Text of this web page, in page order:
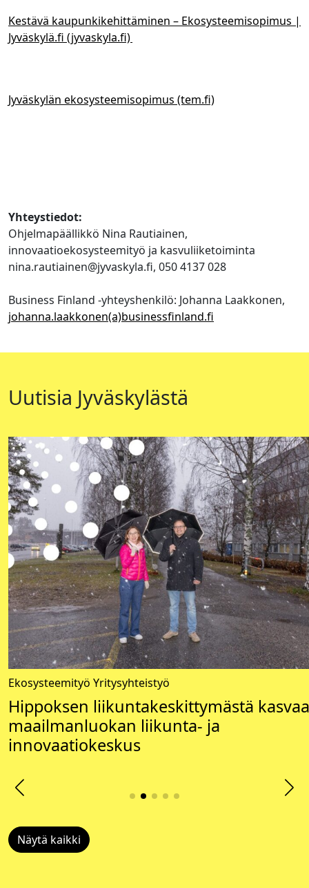
Kestävä kaupunkikehittäminen – Ekosysteemisopimus |
Jyväskylä.fi (jyvaskyla.fi)
Jyväskylän ekosysteemisopimus (tem.fi)
Yhteystiedot:
Ohjelmapäällikkö Nina Rautiainen,
innovaatioekosysteemityö ja kasvuliiketoiminta
nina.rautiainen@jyvaskyla.fi, 050 4137 028
Business Finland -yhteyshenkilö: Johanna Laakkonen,
johanna.laakkonen(a)businessfinland.fi
Uutisia Jyväskylästä
Ekosysteemityö Yritysyhteistyö
Hippoksen liikuntakeskittymästä kasvaa
maailmanluokan liikunta- ja
innovaatiokeskus
Näytä kaikki